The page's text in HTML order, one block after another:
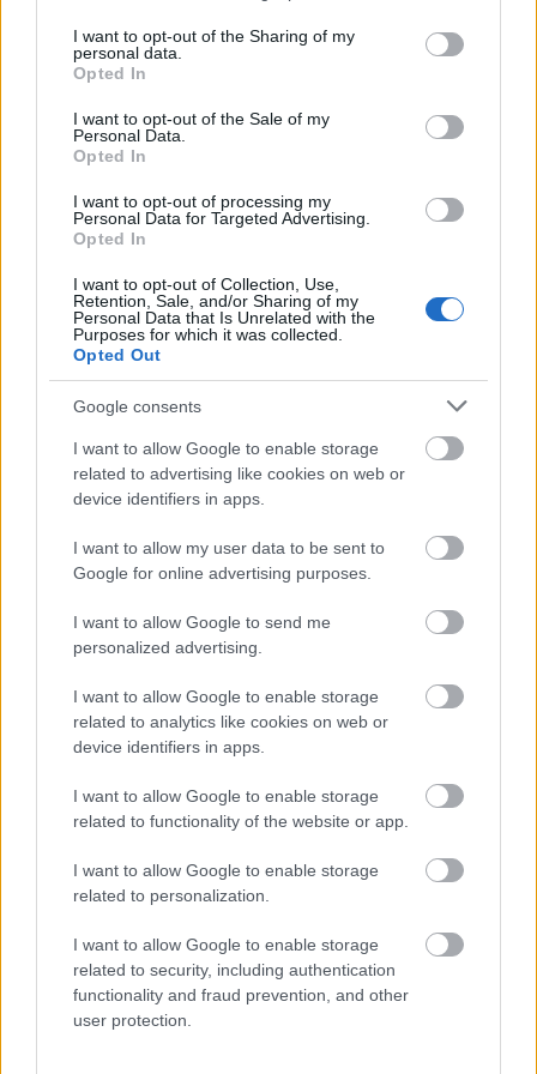
not limited to your visit or usage behaviour. You may click to
grant or deny consent to Google and its third-party tags to
use your data for below specified purposes in below Google
consent section.
I want to opt-out of the Sharing of my
personal data.
Opted In
I want to opt-out of the Sale of my
Personal Data.
Opted In
I want to opt-out of processing my
Personal Data for Targeted Advertising.
Opted In
I want to opt-out of Collection, Use,
Retention, Sale, and/or Sharing of my
Personal Data that Is Unrelated with the
Purposes for which it was collected.
Opted Out
Google consents
I want to allow Google to enable storage
related to advertising like cookies on web or
device identifiers in apps.
I want to allow my user data to be sent to
Google for online advertising purposes.
I want to allow Google to send me
personalized advertising.
I want to allow Google to enable storage
related to analytics like cookies on web or
device identifiers in apps.
I want to allow Google to enable storage
related to functionality of the website or app.
I want to allow Google to enable storage
related to personalization.
I want to allow Google to enable storage
related to security, including authentication
functionality and fraud prevention, and other
user protection.
bloghálózatokra és ötöt a könyvtárakba. Legalább
50 bejegyzést készítsen egy privát bloghálózathoz,
hogy jó helyezést érjen el.
Ha cikkeit egy adott piaci résre vagy iparágra
irányítja, győződjön meg róla, hogy elsajátította a
megfelelő szlenget vagy szakzsargont. Végezze el a
kutatást, és győződjön meg róla, hogy jól érti a
témát. Meg akarja győzni az olvasóit arról, hogy Ön
a terület szaktekintélye, így továbbra is olvasni
Alakítsa ki saját hangját, hogy személyiséget adjon
az írásába. Az unalmas, érzelemmentes és egyszerű
írás nem vezet sehová. A legjobb cikkírók lehetővé
teszik, hogy a munkájukba érzelmi inputot vigyenek
be, és olyan nagyszerű nyelvezetet használnak,
amellyel az olvasók személyesen is azonosulni
tudnak.
vagy szolgáltatásaihoz kapcsolódó történeteket,
útmutatókat, útmutatókat vagy hírcikkeket ír, az
internetezők úgy olvassák el a hirdetését, hogy nem
is tudják, hogy az egy hirdetés. Ha jól írja meg a
cikkeit, az olvasók, miután befejezték a cikk
elolvasását, valószínűleg nagyon is érdeklődni
fognak a terméke vagy szolgáltatása iránt.
Ha csak azért csatlakozik egy oldalhoz, hogy cikket
tegyen közzé, mindig szánjon extra időt arra, hogy
megbizonyosodjon arról, hogy nem tűnik-e
profilját, mindig tegyen fel egy képet, és mindig
győződjön meg róla, hogy visszatér és legalább két
lehetővé teszi, hogy szélesebb körű követőkre tegyen
Nap mint nap indulnak online vállalkozások, de